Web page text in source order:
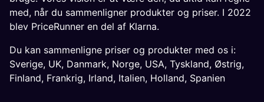
med, når du sammenligner produkter og priser. I 2022
blev PriceRunner en del af Klarna.
Du kan sammenligne priser og produkter med os i:
Sverige, UK, Danmark, Norge, USA, Tyskland, Østrig,
Finland, Frankrig, Irland, Italien, Holland, Spanien